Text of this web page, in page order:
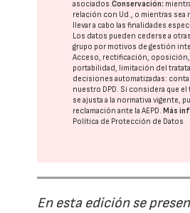
asociados.Conservación:
relación con Ud., o mientras sea
llevar a cabo las finalidades
Los datos pueden cederse a otras
grupo por motivos de gestión
Acceso, rectificación,
portabilidad, limitación del
decisiones automatizadas:
nuestro DPD. Si considera que
se ajusta a la normativa vigente,
reclamación ante laAEPD.Más
Política de Protección de Datos
En esta edición se